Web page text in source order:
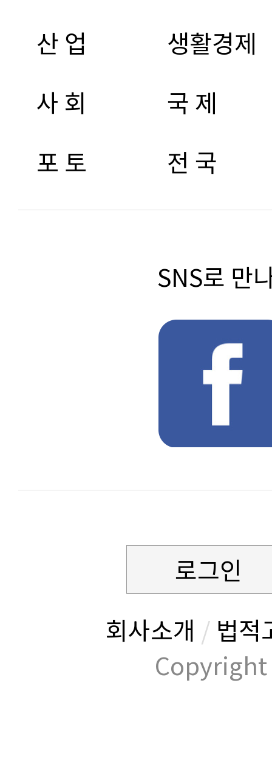
산 업
생활경제
사 회
국 제
포 토
전 국
SNS로 만
로그인
회사소개 / 법적
Copyright